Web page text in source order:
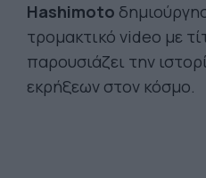
Hashimoto
τρομακτικό video με
παρουσιάζει την
εκρήξεων στον κόσμο.